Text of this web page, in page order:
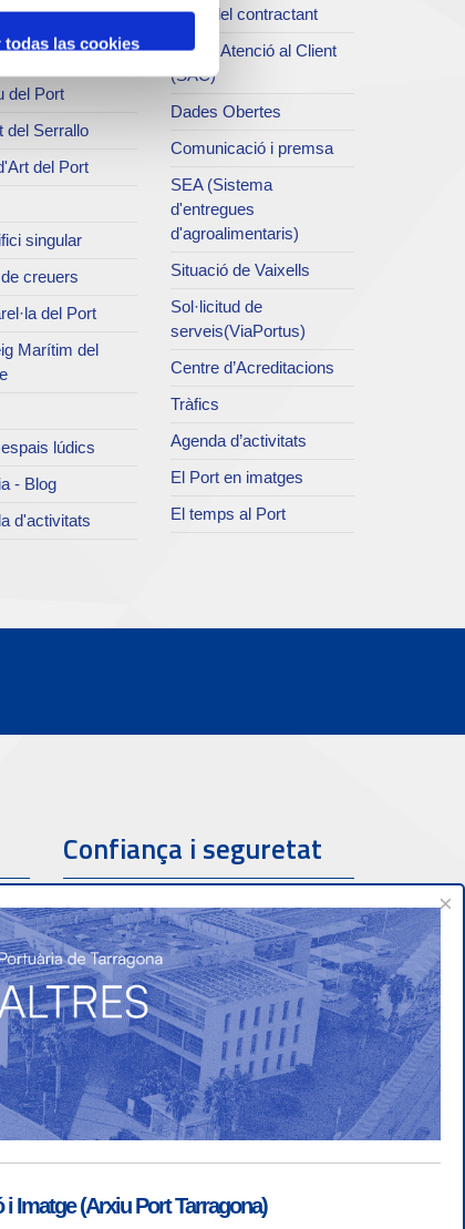
todas las cookies
Port
del Port
del Serrallo
del Port
singular
creuers
del Port
Marítim del
lúdics
- Blog
d'activitats
Perfil del contractant
Servei Atenció al Client
(SAC)
Dades Obertes
Comunicació i premsa
SEA (Sistema
d'entregues
d'agroalimentaris)
Situació de Vaixells
Sol·licitud de
serveis(ViaPortus)
Centre d’Acreditacions
Tràfics
Agenda d’activitats
El Port en imatges
El temps al Port
Confiança i seguretat
×
Imatge (Arxiu Port Tarragona)